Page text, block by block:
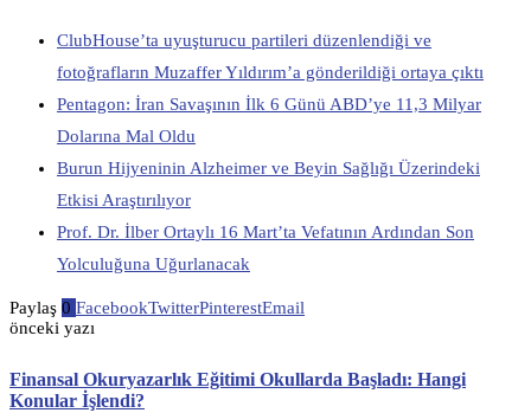
ClubHouse’ta uyuşturucu partileri düzenlendiği ve
fotoğrafların Muzaffer Yıldırım’a gönderildiği ortaya çıktı
Pentagon: İran Savaşının İlk 6 Günü ABD’ye 11,3 Milyar
Dolarına Mal Oldu
Burun Hijyeninin Alzheimer ve Beyin Sağlığı Üzerindeki
Etkisi Araştırılıyor
Prof. Dr. İlber Ortaylı 16 Mart’ta Vefatının Ardından Son
Yolculuğuna Uğurlanacak
Paylaş 0 FacebookTwitterPinterestEmail
önceki yazı
Finansal Okuryazarlık Eğitimi Okullarda Başladı: Hangi
Konular İşlendi?